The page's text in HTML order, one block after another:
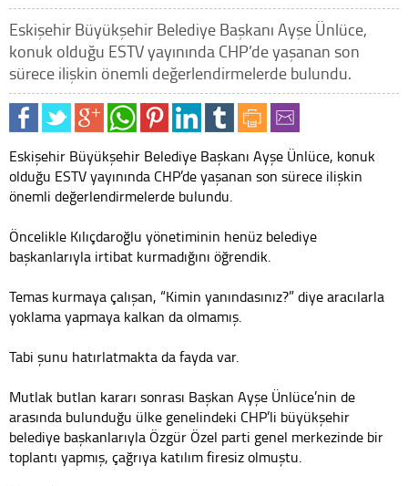
Eskişehir Büyükşehir Belediye Başkanı Ayşe Ünlüce,
konuk olduğu ESTV yayınında CHP’de yaşanan son
sürece ilişkin önemli değerlendirmelerde bulundu.
Eskişehir Büyükşehir Belediye Başkanı Ayşe Ünlüce, konuk
olduğu ESTV yayınında CHP’de yaşanan son sürece ilişkin
önemli değerlendirmelerde bulundu.
Öncelikle Kılıçdaroğlu yönetiminin henüz belediye
başkanlarıyla irtibat kurmadığını öğrendik.
Temas kurmaya çalışan, “Kimin yanındasınız?” diye aracılarla
yoklama yapmaya kalkan da olmamış.
Tabi şunu hatırlatmakta da fayda var.
Mutlak butlan kararı sonrası Başkan Ayşe Ünlüce’nin de
arasında bulunduğu ülke genelindeki CHP’li büyükşehir
belediye başkanlarıyla Özgür Özel parti genel merkezinde bir
toplantı yapmış, çağrıya katılım firesiz olmuştu.